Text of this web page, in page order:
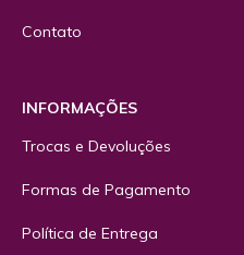
Contato
INFORMAÇÕES
Trocas e Devoluções
Formas de Pagamento
Política de Entrega